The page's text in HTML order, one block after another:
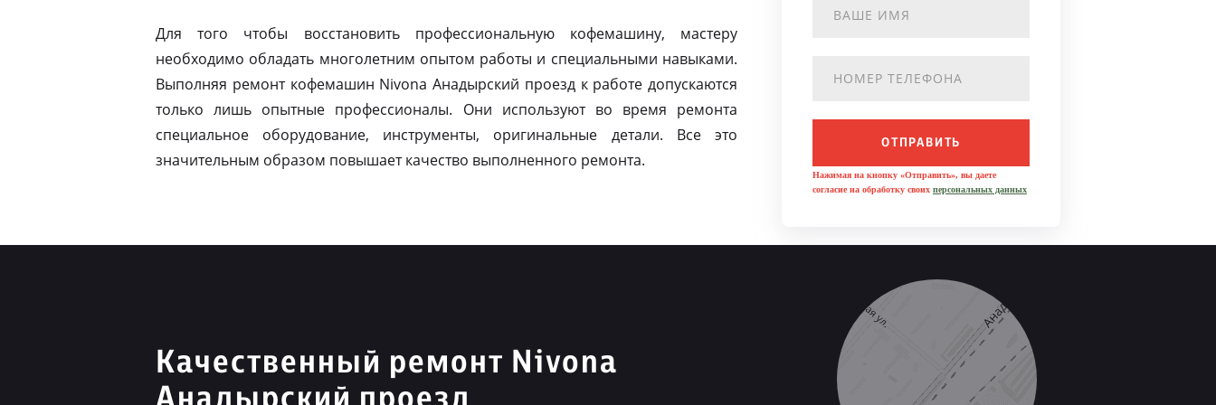
Для того чтобы восстановить профессиональную кофемашину, мастеру
необходимо обладать многолетним опытом работы и специальными навыками.
Выполняя ремонт кофемашин Nivona Анадырский проезд к работе допускаются
только лишь опытные профессионалы. Они используют во время ремонта
специальное оборудование, инструменты, оригинальные детали. Все это
значительным образом повышает качество выполненного ремонта.
ОТПРАВИТЬ
Нажимая на кнопку «Отправить», вы даете
согласие на обработку своих персональных данных
Качественный ремонт Nivona